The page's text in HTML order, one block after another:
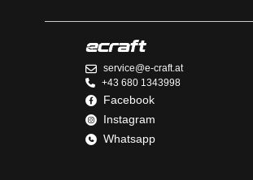
service@e-craft.at
+43 680 1343998
Facebook
Instagram
Whatsapp